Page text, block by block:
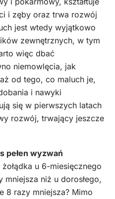
i zęby oraz trwa rozwój
jest wtedy wyjątkowo
zewnętrznych, w tym
więc dbać
niemowlęcia, jak
od tego, co maluch je,
i nawyki
się w pierwszych latach
rozwój, trwający jeszcze
pełen wyzwań
u 6-miesięcznego
mniejsza niż u dorosłego,
8 razy mniejsza? Mimo